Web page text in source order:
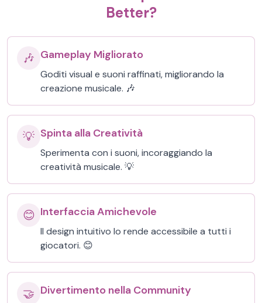
Better?
🎶 Gameplay Migliorato
Goditi visual e suoni raffinati, migliorando la
creazione musicale. 🎶
💡 Spinta alla Creatività
Sperimenta con i suoni, incoraggiando la
creatività musicale. 💡
😊 Interfaccia Amichevole
Il design intuitivo lo rende accessibile a tutti i
giocatori. 😊
🤝 Divertimento nella Community